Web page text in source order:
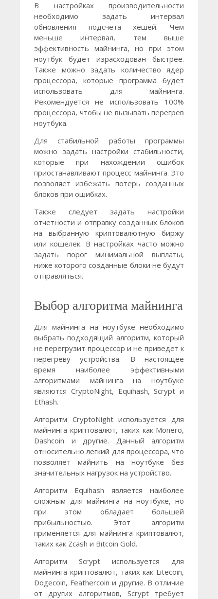
В настройках производительности
необходимо задать интервал
обновления подсчета хешей. Чем
меньше интервал, тем выше
эффективность майнинга, но при этом
ноутбук будет израсходован быстрее.
Также можно задать количество ядер
процессора, которые программа будет
использовать для майнинга.
Рекомендуется не использовать 100%
процессора, чтобы не вызывать перегрев
ноутбука.
Для стабильной работы программы
можно задать настройки стабильности,
которые при нахождении ошибок
приостанавливают процесс майнинга. Это
позволяет избежать потерь созданных
блоков при ошибках.
Также следует задать настройки
отчетности и отправку созданных блоков
на выбранную криптовалютную биржу
или кошелек. В настройках часто можно
задать порог минимальной выплаты,
ниже которого созданные блоки не будут
отправляться.
Выбор алгоритма майнинга
Для майнинга на ноутбуке необходимо
выбрать подходящий алгоритм, который
не перегрузит процессор и не приведет к
перегреву устройства. В настоящее
время наиболее эффективными
алгоритмами майнинга на ноутбуке
являются CryptoNight, Equihash, Scrypt и
Ethash.
Алгоритм CryptoNight используется для
майнинга криптовалют, таких как Monero,
Dashcoin и другие. Данный алгоритм
относительно легкий для процессора, что
позволяет майнить на ноутбуке без
значительных нагрузок на устройство.
Алгоритм Equihash является наиболее
сложным для майнинга на ноутбуке, но
при этом обладает большей
прибыльностью. Этот алгоритм
применяется для майнинга криптовалют,
таких как Zcash и Bitcoin Gold.
Алгоритм Scrypt используется для
майнинга криптовалют, таких как Litecoin,
Dogecoin, Feathercoin и другие. В отличие
от других алгоритмов, Scrypt требует